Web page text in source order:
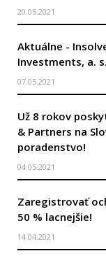
20.05.2021
Aktuálne -
Investments, a. s.
07.05.2021
Už 8 rokov
& Partners na
poradenstvo!
04.05.2021
Zaregistrovať
50 % lacnejšie!
14.04.2021